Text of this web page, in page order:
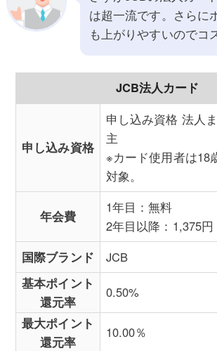
は超一流です。さらに
も上がりやすいのでコ
JCB法人カード
申し込み資格
申し込み資格 法人
主
※カード使用者は18
対象。
年会費
1年目：無料
2年目以降：1,375円
国際ブランド
JCB
基本ポイント
還元率
0.50%
最大ポイント
還元率
10.00％